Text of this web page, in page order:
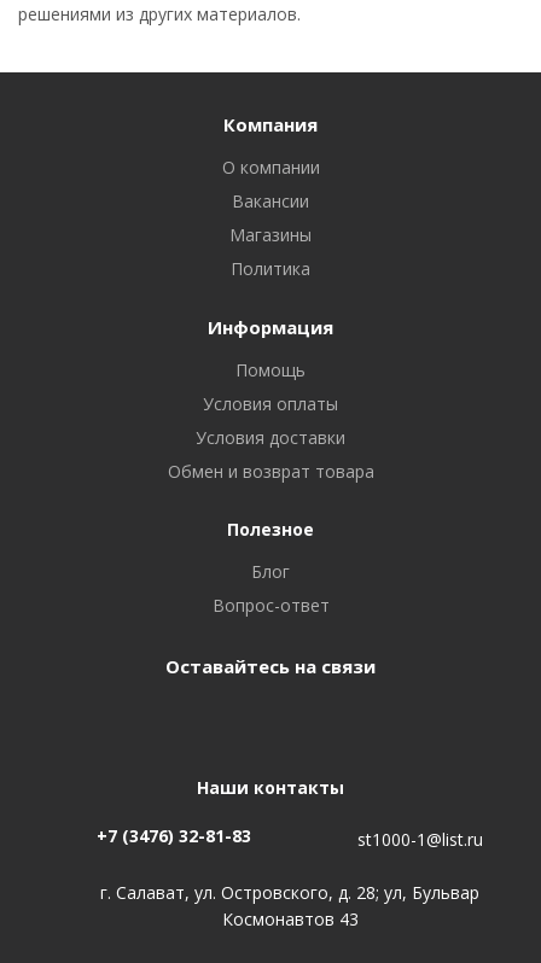
решениями из других материалов.
Компания
О компании
Вакансии
Магазины
Политика
Информация
Помощь
Условия оплаты
Условия доставки
Обмен и возврат товара
Полезное
Блог
Вопрос-ответ
Оставайтесь на связи
Наши контакты
+7 (3476) 32-81-83 st1000-1@list.ru
г. Салават, ул. Островского, д. 28; ул, Бульвар
Космонавтов 43